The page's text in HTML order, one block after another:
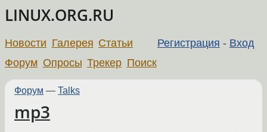
LINUX.ORG.RU
Регистрация - Вход
Новости Галерея Статьи
Форум Опросы Трекер Поиск
Форум — Talks
mp3